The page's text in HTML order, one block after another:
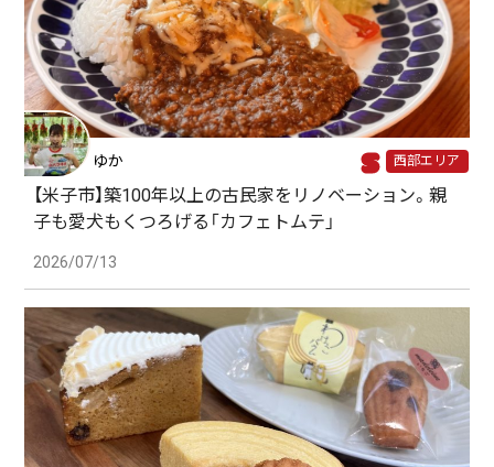
ゆか 西部エリア
【米子市】築100年以上の古民家をリノベーション。親
子も愛犬もくつろげる「カフェトムテ」
2026/07/13